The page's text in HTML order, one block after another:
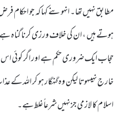
مطابق نہیں تھا۔ انہوںنے کہا کہ جو
ہوتے ہیں ، ان کی خلاف ورزی کرنا گناہ
حجاب ایک ضروری حکم ہے اور اگر کوئی
خار ج نہیںہوتا لیکن وہ گنہگار ہو کر اللہ کے
اسلا م کا لازمی جز نہیں شرعاً غلط ہے۔